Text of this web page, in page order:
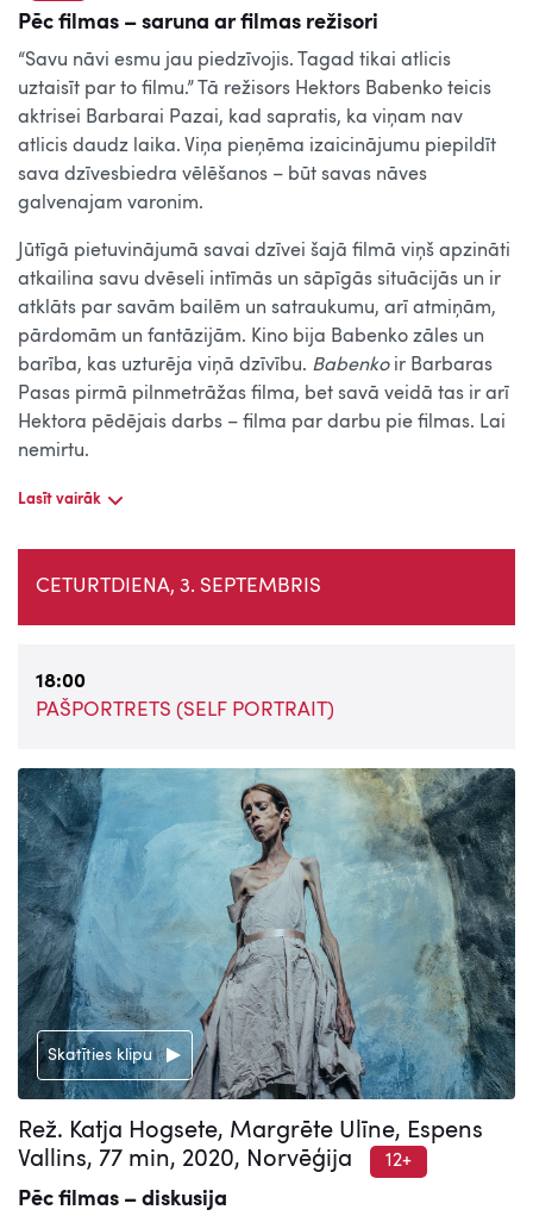
Pēc filmas – saruna ar filmas režisori
“Savu nāvi esmu jau piedzīvojis. Tagad tikai atlicis
uztaisīt par to filmu.” Tā režisors Hektors Babenko teicis
aktrisei Barbarai Pazai, kad sapratis, ka viņam nav
atlicis daudz laika. Viņa pieņēma izaicinājumu piepildīt
sava dzīvesbiedra vēlēšanos – būt savas nāves
galvenajam varonim.
Jūtīgā pietuvinājumā savai dzīvei šajā filmā viņš apzināti
atkailina savu dvēseli intīmās un sāpīgās situācijās un ir
atklāts par savām bailēm un satraukumu, arī atmiņām,
pārdomām un fantāzijām. Kino bija Babenko zāles un
barība, kas uzturēja viņā dzīvību. Babenkoir Barbaras
Pasas pirmā pilnmetrāžas filma, bet savā veidā tas ir arī
Hektora pēdējais darbs – filma par darbu pie filmas. Lai
nemirtu.
Lasīt vairāk
CETURTDIENA, 3. SEPTEMBRIS
18:00
PAŠPORTRETS (SELF PORTRAIT)
Skatīties klipu
Rež. Katja Hogsete, Margrēte Ulīne, Espens
Vallins, 77 min, 2020, Norvēģija
12+
Pēc filmas – diskusija